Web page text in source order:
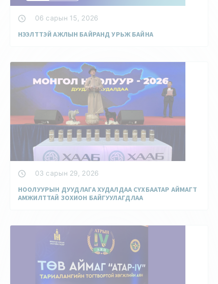
06 сарын 15, 2026
НЭЭЛТТЭЙ АЖЛЫН БАЙРАНД УРЬЖ БАЙНА
03 сарын 29, 2026
НООЛУУРЫН ДУУДЛАГА ХУДАЛДАА СҮХБААТАР АЙМАГТ
АМЖИЛТТАЙ ЗОХИОН БАЙГУУЛАГДЛАА